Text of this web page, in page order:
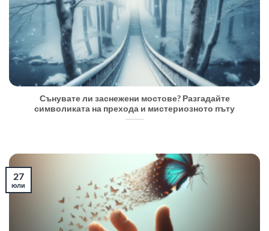
Сънувате ли заснежени мостове? Разгадайте
символиката на прехода и мистериозното пъту
27
юли